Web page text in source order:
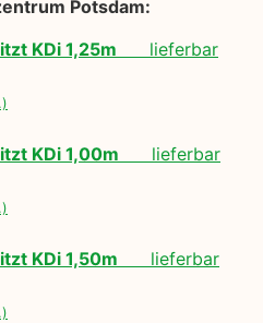
Potsdam:
KDi 1,25m lieferbar
KDi 1,00m lieferbar
KDi 1,50m lieferbar